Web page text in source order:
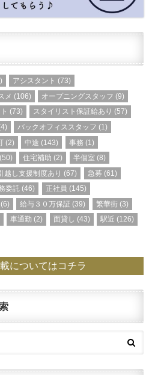
アシスタント (73)
メ (106) オープニングスタッフ (9)
(73) スタイリスト保証給あり (57)
バックオフィススタッフ (1)
(2) 中途 (143) 事務 (1)
(50) 住宅補助 (2) 半個室 (8)
越し支援制度あり (67) 急募 (61)
委託 (46) 正社員 (145)
(6) 給与３０万保証 (39) 繁華街(3)
車通勤 (2) 面貸し (43) 駅近 (126)
についてはコチラ